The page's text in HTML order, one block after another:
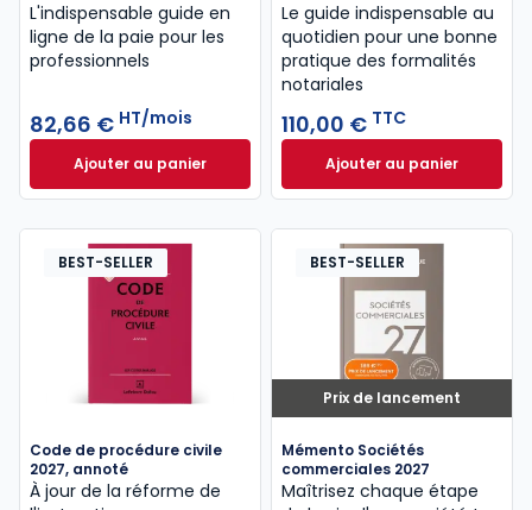
L'indispensable guide en
ligne de la paie pour les
professionnels
82,66 € HT/mois
Ajouter au panierGuide Paie à 82,66 € HT/mois
Le guide indispensable au
quotidien pour une bonne
pratique des formalités
notariales
110,00 € TTC
Ajouter au panier
Guide du
BEST-SELLER
Code de procédure civile
2027, annoté
À jour de la réforme de
Prix de lancement
BEST-SELLER
Mémento Sociétés
commerciales 2027
Maîtrisez chaque étape